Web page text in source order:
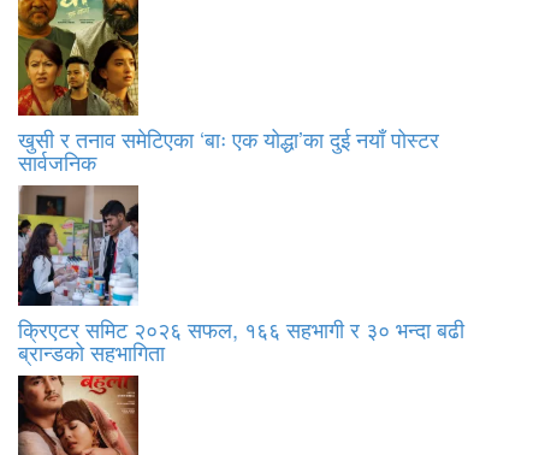
खुसी र तनाव समेटिएका ‘बाः एक योद्धा’का दुई नयाँ पोस्टर
सार्वजनिक
क्रिएटर समिट २०२६ सफल, १६६ सहभागी र ३० भन्दा बढी
ब्रान्डको सहभागिता